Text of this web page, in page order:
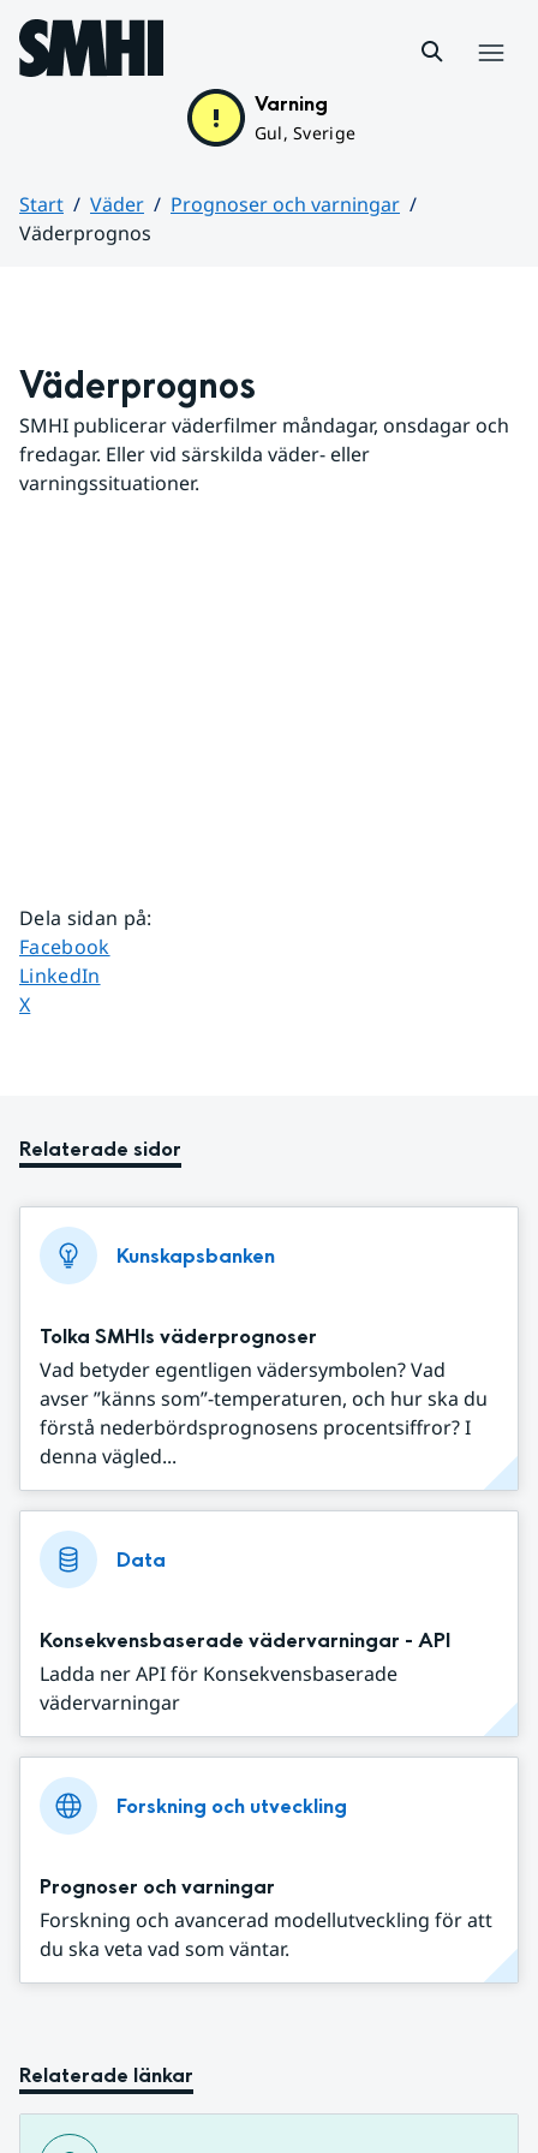
Hoppa till sidans innehåll
Varning
Gul, Sverige
Start Väder
Prognoser och varningar
Väderprognos
Väderprognos
SMHI publicerar väderfilmer måndagar, onsdagar och
fredagar. Eller vid särskilda väder- eller
varningssituationer.
Dela sidan på:
Dela sidan på
Facebook
Dela sidan på
LinkedIn
Dela sidan på
X
Relaterade sidor
Kunskapsbanken
Tolka SMHIs väderprognoser
Vad betyder egentligen vädersymbolen? Vad
avser ”känns som”-temperaturen, och hur ska du
förstå nederbördsprognosens procentsiffror? I
denna vägled...
Data
Konsekvensbaserade vädervarningar - API
Ladda ner API för Konsekvensbaserade
vädervarningar
Forskning och utveckling
Prognoser och varningar
Forskning och avancerad modellutveckling för att
du ska veta vad som väntar.
Relaterade länkar